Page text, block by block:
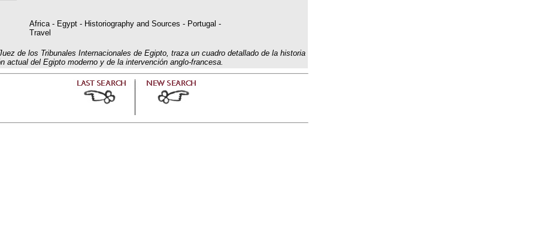
Africa - Egypt - Historiography and Sources - Portugal -
Travel
de los Tribunales Internacionales de Egipto, traza un cuadro detallado de la historia
actual del Egipto moderno y de la intervención anglo-francesa.